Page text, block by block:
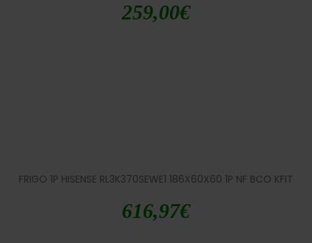
259,00€
FRIGO 1P HISENSE RL3K370SEWE1 186X60X60 1P NF BCO KFIT
616,97€